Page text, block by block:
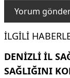
İLGILI
DENIZLI İL
SAĞLIĞINI